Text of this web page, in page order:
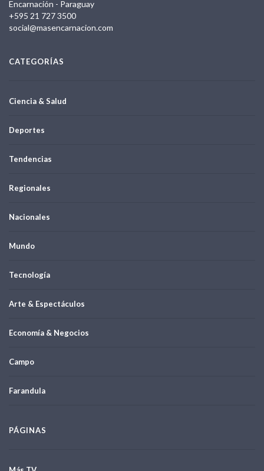
Encarnación - Paraguay
+595 21 727 3500
social@masencarnacion.com
CATEGORÍAS
Ciencia & Salud
Deportes
Tendencias
Regionales
Nacionales
Mundo
Tecnología
Arte & Espectáculos
Economía & Negocios
Campo
Farandula
PÁGINAS